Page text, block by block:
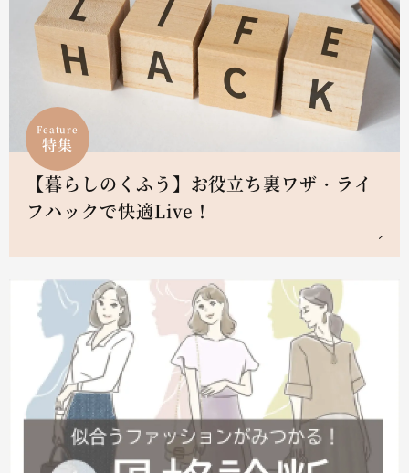
Feature
特集
【暮らしのくふう】お役立ち裏ワザ・ライ
フハックで快適Live！